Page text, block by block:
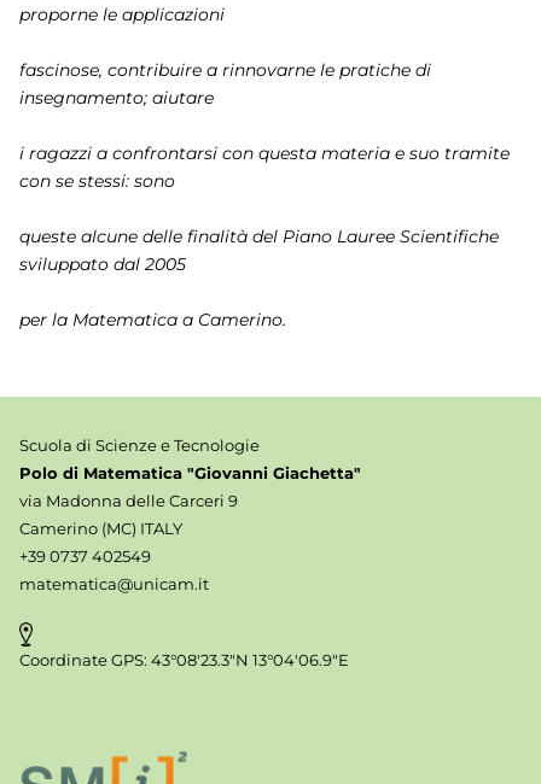
proporne le applicazioni
fascinose, contribuire a rinnovarne le pratiche di
insegnamento; aiutare
i ragazzi a confrontarsi con questa materia e suo tramite
con se stessi: sono
queste alcune delle finalità del Piano Lauree Scientifiche
sviluppato dal 2005
per la Matematica a Camerino.
Scuola di Scienze e Tecnologie
Polo di Matematica "Giovanni Giachetta"
via Madonna delle Carceri 9
Camerino (MC) ITALY
+39 0737 402549
matematica@unicam.it
Coordinate GPS: 43°08'23.3"N 13°04'06.9"E